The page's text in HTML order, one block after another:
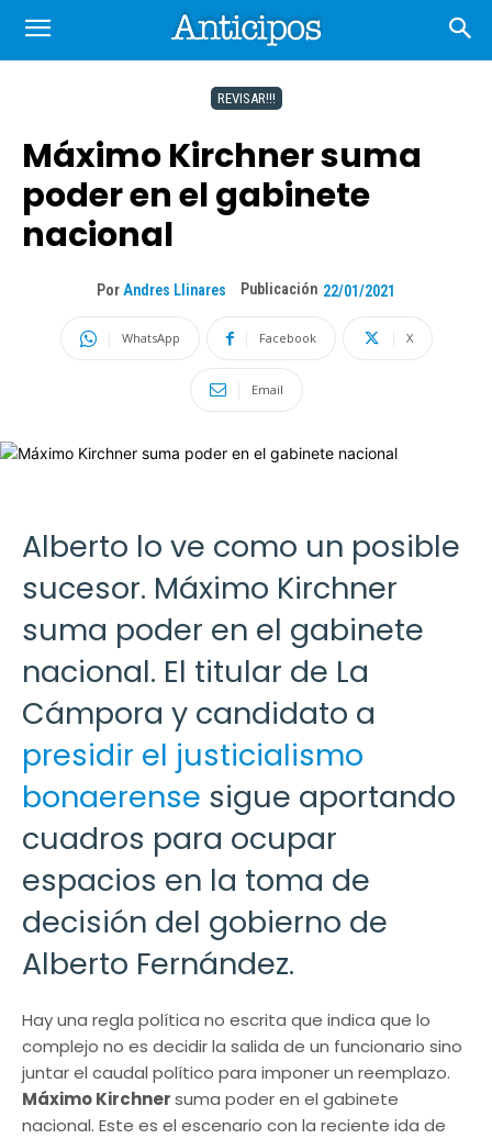
REVISAR!!!
Máximo Kirchner suma
poder en el gabinete
nacional
Por Andres Llinares Publicación 22/01/2021
WhatsApp Facebook X
Email
Alberto lo ve como un posible
sucesor. Máximo Kirchner
suma poder en el gabinete
nacional. El titular de La
Cámpora y candidato a
presidir el justicialismo
bonaerense sigue aportando
cuadros para ocupar
espacios en la toma de
decisión del gobierno de
Alberto Fernández.
Hay una regla política no escrita que indica que lo
complejo no es decidir la salida de un funcionario sino
juntar el caudal político para imponer un reemplazo.
Máximo Kirchnersuma poder en el gabinete
nacional. Este es el escenario con la reciente ida de